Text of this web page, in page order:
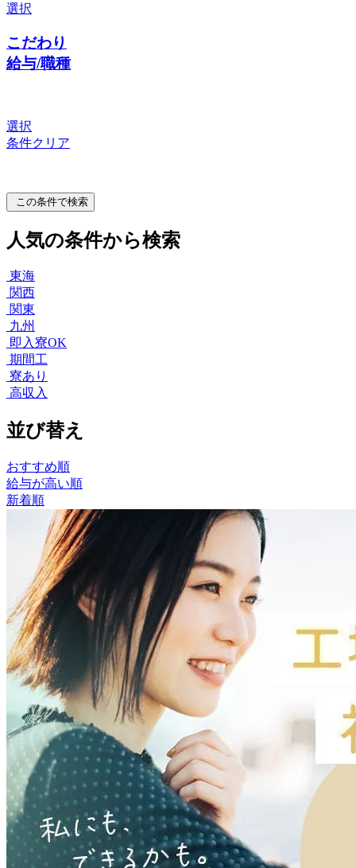
選択
こだわり
給与/職種
選択
条件クリア
この条件で検索
人気の条件から検索
東海
関西
関東
九州
即入寮OK
期間工
寮あり
高収入
並び替え
おすすめ順
給与が高い順
新着順